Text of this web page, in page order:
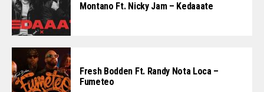
Montano Ft. Nicky Jam – Kedaaate
Fresh Bodden Ft. Randy Nota Loca –
Fumeteo